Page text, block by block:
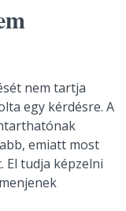
nem tartja
egy kérdésre. A
emiatt most
El tudja képzelni